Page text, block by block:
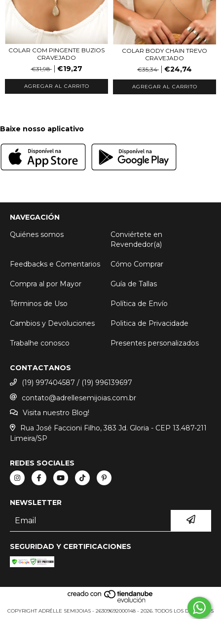
COLAR COM PINGENTE BUZIOS
CRAVEJADO
€31,98
€19,27
AGREGAR AL CARRITO
COLAR BODY CHAIN TREVO
CRAVEJADO
€35,34
€24,74
AGREGAR AL CARRITO
Baixe nosso aplicativo
NAVEGACIÓN
Quiénes somos
Conviértete en
Revendedor(a)
Feedbacks e Comentarios Cómo Comprar
Compra al por Mayor Guía de Tallas
Términos de Uso Política de Envío
Cambios y Devoluciones Politica de Privacidade
Trabalhe conosco Presentes personalizados
CONTACTANOS
(19) 997404587 / (19) 996139697
contato@adrellesemijoias.com.br
Visita nuestro Blog!
Rua José Faccioni Filho, 383 Jd. Gloria - CEP 13.487-211
Limeira/SP
REDES SOCIALES
NEWSLETTER
SEGURIDAD Y CERTIFICACIONES
COPYRIGHT ADRÉLLE SEMIJOIAS - 26309692000148 - 2026. TODOS LOS DERECHOS